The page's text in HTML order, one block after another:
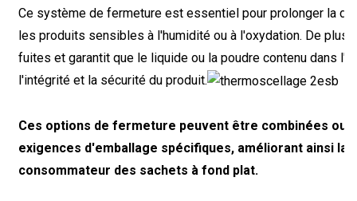
Ce système de fermeture est essentiel pour prolonger la
les produits sensibles à l'humidité ou à l'oxydation. De
fuites et garantit que le liquide ou la poudre contenu dans
l'intégrité et la sécurité du produit.
Ces options de fermeture peuvent être combinées ou
exigences d'emballage spécifiques, améliorant ainsi
consommateur des sachets à fond plat.